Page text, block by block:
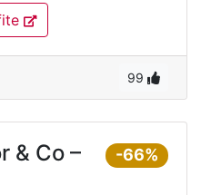
99
-66%
& Co –